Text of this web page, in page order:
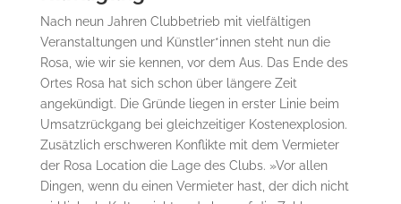
Nach neun Jahren Clubbetrieb mit vielfältigen
Veranstaltungen und Künstler*innen steht nun die
Rosa, wie wir sie kennen, vor dem Aus. Das Ende des
Ortes Rosa hat sich schon über längere Zeit
angekündigt. Die Gründe liegen in erster Linie beim
Umsatzrückgang bei gleichzeitiger Kostenexplosion.
Zusätzlich erschweren Konflikte mit dem Vermieter
der Rosa Location die Lage des Clubs. »Vor allen
Dingen, wenn du einen Vermieter hast, der dich nicht